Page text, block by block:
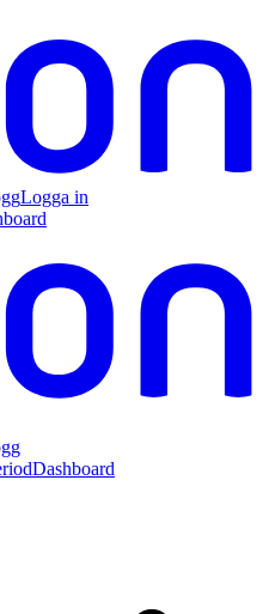
Logga in
Dashboard